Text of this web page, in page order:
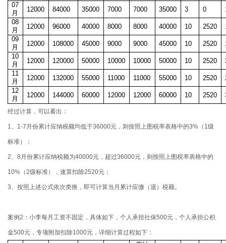
07
月
12000 84000 35000 7000 7000 35000 3 0
08
月
12000 96000 40000 8000 8000 40000 10 2520
09
月
12000 108000 45000 9000 9000 45000 10 2520
10
月
12000 120000 50000 10000 10000 50000 10 2520
11
月
12000 132000 55000 11000 11000 55000 10 2520
12
月
12000 144000 60000 12000 12000 60000 10 2520
经过计算，可以看出：
1、1-7月份累计应纳税额均低于36000元，则按照上图税率表格中的3%（1级
标准）；
2、8月份累计应纳税额为40000元，超过36000元，则按照上图税率表格中的
10%（2级标准），速算扣除2520元；
3、按照上述公式依次类推，即可计算当月累计应缴（退）税额。
案例2：小李每月工资不固定，具体如下，个人承担社保500元，个人承担公积
金500元，专项附加扣除1000元，详细计算过程如下：